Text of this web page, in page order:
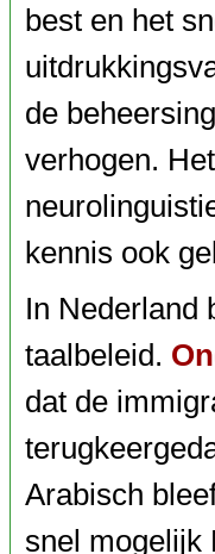
best en het
de
verhogen.
kennis ook
In Nederland
taalbeleid.
dat de
Arabisch
snel mogelijk